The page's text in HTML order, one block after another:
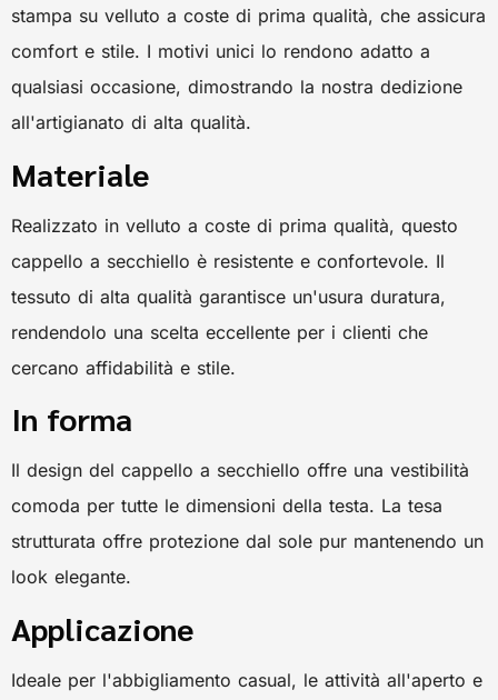
stampa su velluto a coste di prima qualità, che assicura
comfort e stile. I motivi unici lo rendono adatto a
qualsiasi occasione, dimostrando la nostra dedizione
all'artigianato di alta qualità.
Materiale
Realizzato in velluto a coste di prima qualità, questo
cappello a secchiello è resistente e confortevole. Il
tessuto di alta qualità garantisce un'usura duratura,
rendendolo una scelta eccellente per i clienti che
cercano affidabilità e stile.
In forma
Il design del cappello a secchiello offre una vestibilità
comoda per tutte le dimensioni della testa. La tesa
strutturata offre protezione dal sole pur mantenendo un
look elegante.
Applicazione
Ideale per l'abbigliamento casual, le attività all'aperto e